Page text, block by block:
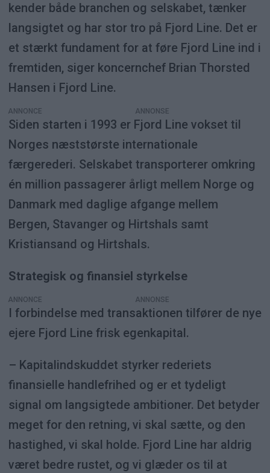
kender både branchen og selskabet, tænker
langsigtet og har stor tro på Fjord Line. Det er
et stærkt fundament for at føre Fjord Line ind i
fremtiden, siger koncernchef Brian Thorsted
Hansen i Fjord Line.
ANNONCE
Siden starten i 1993 er Fjord Line vokset til
Norges næststørste internationale
færgerederi. Selskabet transporterer omkring
én million passagerer årligt mellem Norge og
Danmark med daglige afgange mellem
Bergen, Stavanger og Hirtshals samt
Kristiansand og Hirtshals.
Strategisk og finansiel styrkelse
ANNONCE
I forbindelse med transaktionen tilfører de nye
ejere Fjord Line frisk egenkapital.
– Kapitalindskuddet styrker rederiets
finansielle handlefrihed og er et tydeligt
signal om langsigtede ambitioner. Det betyder
meget for den retning, vi skal sætte, og den
hastighed, vi skal holde. Fjord Line har aldrig
været bedre rustet, og vi glæder os til at